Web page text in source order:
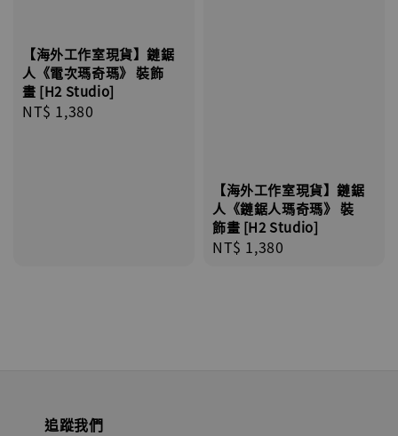
【海外工作室現貨】鏈鋸
人《電次瑪奇瑪》 裝飾
畫 [H2 Studio]
Regular
NT$ 1,380
【海外工作室現貨】鏈鋸
人《鏈鋸人瑪奇瑪》 裝
飾畫 [H2 Studio]
Regular
NT$ 1,380
追蹤我們